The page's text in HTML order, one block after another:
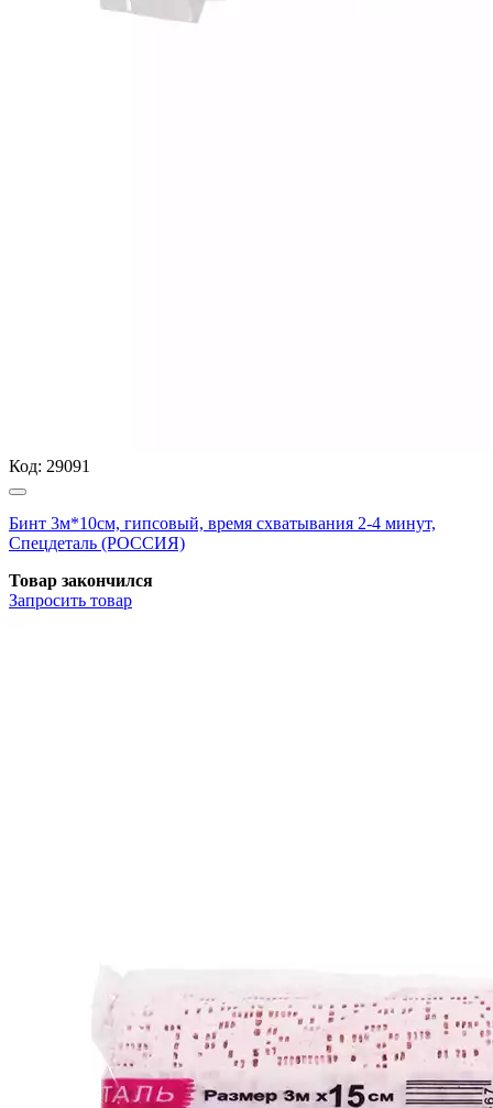
Код: 29091
Бинт 3м*10см, гипсовый, время схватывания 2-4 минут,
Спецдеталь (РОССИЯ)
Товар закончился
Запросить товар